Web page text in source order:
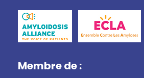
Membre de :